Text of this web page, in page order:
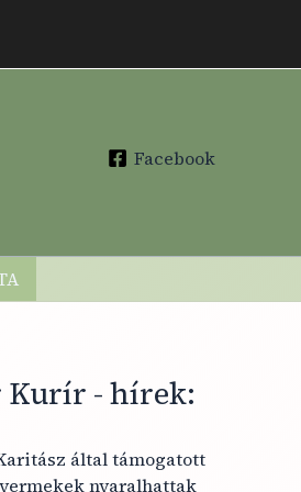
FŐEGYHÁZMEGYE
Facebook
Kurír - hírek:
által támogatott
nyaralhattak